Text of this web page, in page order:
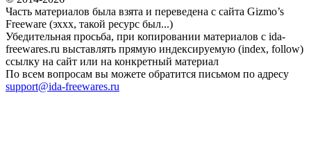
Часть материалов была взята и переведена с сайта Gizmo’s
Freeware (эххх, такой ресурс был...)
Убедительная просьба, при копировании материалов с ida-
freewares.ru выставлять прямую индексируемую (index, follow)
ссылку на сайт или на конкретный материал
По всем вопросам вы можете обратится письмом по адресу
support@ida-freewares.ru